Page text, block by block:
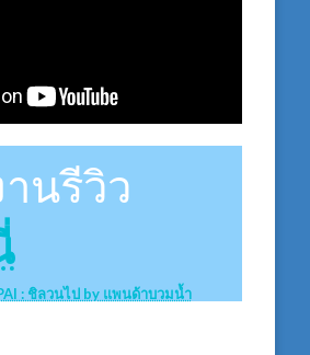
นรีวิว
: ชิลวนไป by แพนด้าบวมน้ำ